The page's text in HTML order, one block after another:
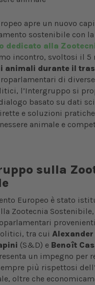
apre un nuovo
sostenibile con la
dedicato alla
incontro, svoltosi il 5
animali durante il
di
l’Intergruppo si
basato su dati
e soluzioni
animale e
sulla
Europeo è stato
Zootecnia
tra cui Alexander
(S&D) e Benoît
un impegno per
più rispettosi
oltre che